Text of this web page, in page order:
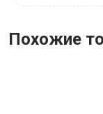
Похожие